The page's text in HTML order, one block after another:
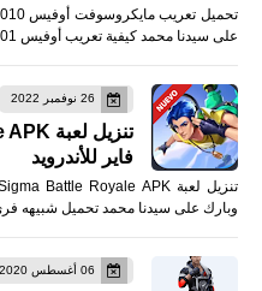
على سيدنا محمد كيفية تعريب أوفيس 201…
26 نوفمبر 2022
فاير للأندرويد
وبارك على سيدنا محمد تحميل شبيهه
06 أغسطس 2020